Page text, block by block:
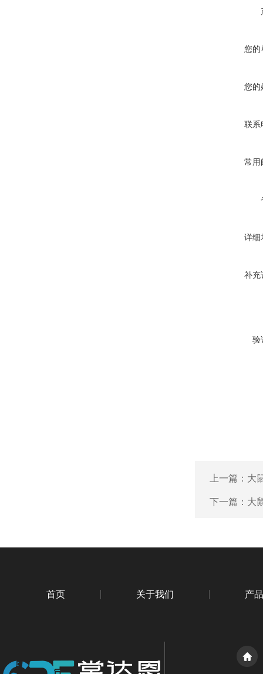
您的
您的
联系
常用
详细
补充
验
上一篇： 大
下一篇： 大
首页 关于我们 产